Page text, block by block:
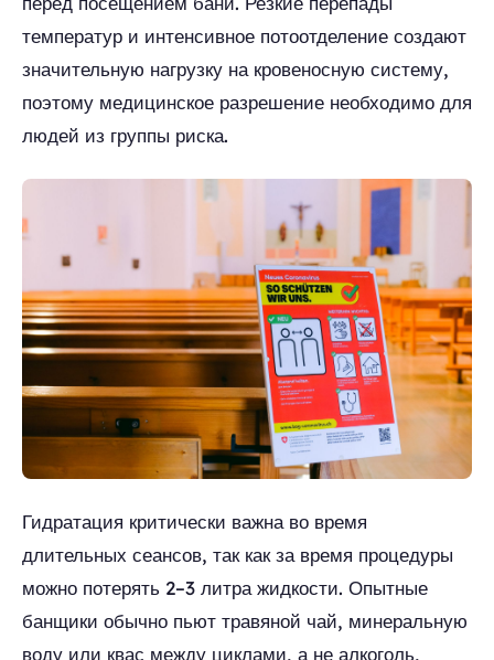
температур и интенсивное потоотделение создают
значительную нагрузку на кровеносную систему,
поэтому медицинское разрешение необходимо для
людей из группы риска.
Гидратация критически важна во время
длительных сеансов, так как за время процедуры
можно потерять 2–3 литра жидкости. Опытные
банщики обычно пьют травяной чай, минеральную
воду или квас между циклами, а не алкоголь,